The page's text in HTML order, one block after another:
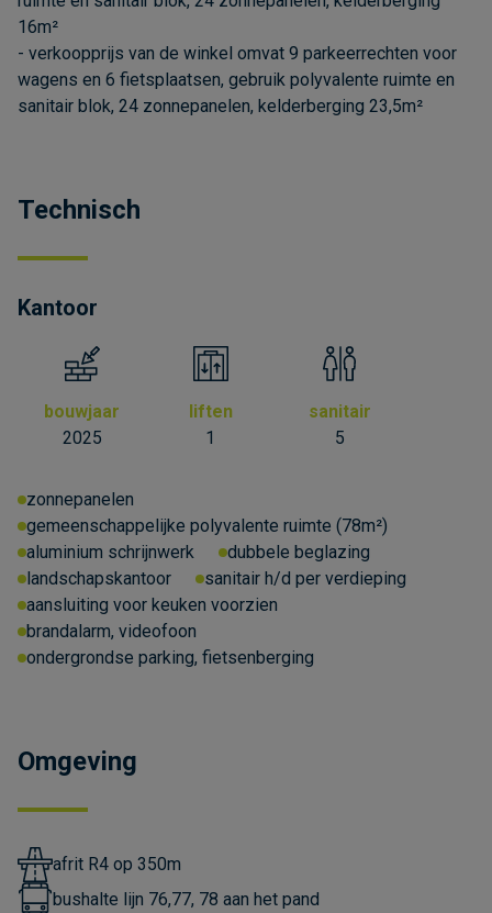
16m²
- verkoopprijs van de winkel omvat 9 parkeerrechten voor
wagens en 6 fietsplaatsen, gebruik polyvalente ruimte en
sanitair blok, 24 zonnepanelen, kelderberging 23,5m²
Technisch
Kantoor
bouwjaar
2025
liften
1
sanitair
5
zonnepanelen
gemeenschappelijke polyvalente ruimte (78m²)
aluminium schrijnwerk
dubbele beglazing
landschapskantoor
sanitair h/d per verdieping
aansluiting voor keuken voorzien
brandalarm, videofoon
ondergrondse parking, fietsenberging
Omgeving
afrit R4 op 350m
bushalte lijn 76,77, 78 aan het pand